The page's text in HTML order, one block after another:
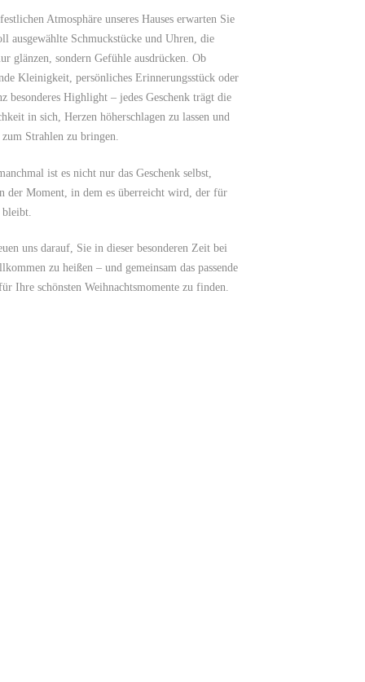
Atmosphäre unseres Hauses erwarten Sie
ausgewählte Schmuckstücke und Uhren, die
glänzen, sondern Gefühle ausdrücken. Ob
Kleinigkeit, persönliches Erinnerungsstück oder
besonderes Highlight – jedes Geschenk trägt die
in sich, Herzen höherschlagen zu lassen und
Strahlen zu bringen.
ist es nicht nur das Geschenk selbst,
der Moment, in dem es überreicht wird, der für
uns darauf, Sie in dieser besonderen Zeit bei
zu heißen – und gemeinsam das passende
Ihre schönsten Weihnachtsmomente zu finden.